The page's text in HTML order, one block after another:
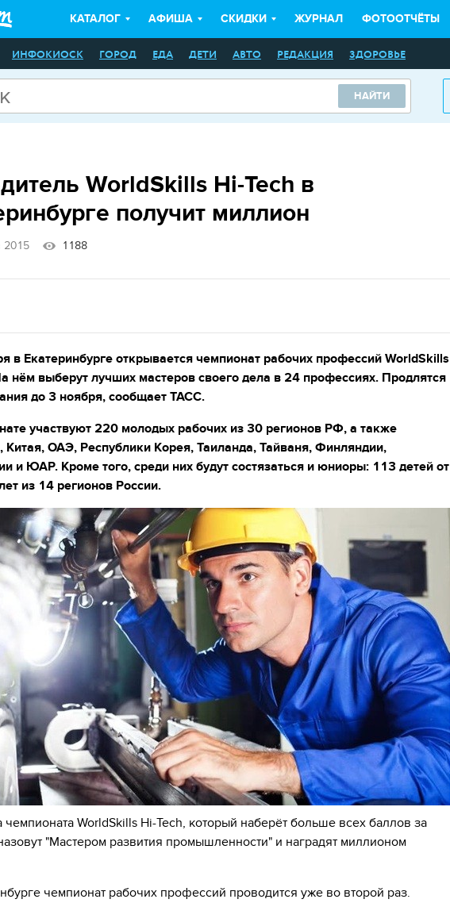
КАТАЛОГ АФИША СКИДКИ ЖУРНАЛ ФОТООТЧЁТЫ
ИНФОКИОСК ГОРОД ЕДА ДЕТИ АВТО РЕДАКЦИЯ ЗДОРОВЬЕ
НАЙТИ
WorldSkills Hi-Tech в
получит миллион
2015 1188
в Екатеринбурге открывается чемпионат рабочих профессий WorldSkills
нём выберут лучших мастеров своего дела в 24 профессиях. Продлятся
до 3 ноября, сообщает ТАСС.
участвуют 220 молодых рабочих из 30 регионов РФ, а также
Китая, ОАЭ, Республики Корея, Таиланда, Тайваня, Финляндии,
и ЮАР. Кроме того, среди них будут состязаться и юниоры: 113 детей от
из 14 регионов России.
чемпионата WorldSkills Hi-Tech, который наберёт больше всех баллов за
"Мастером развития промышленности" и наградят миллионом
чемпионат рабочих профессий проводится уже во второй раз.